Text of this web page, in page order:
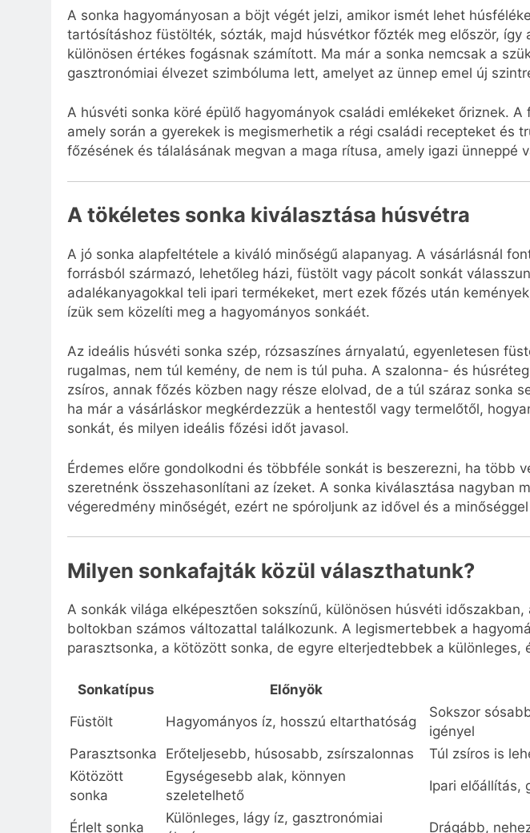
A sonka hagyományosan a böjt végét jelzi, amikor ismét lehet
tartósításhoz füstölték, sózták, majd húsvétkor főzték meg először, így
különösen értékes fogásnak számított. Ma már a sonka nemcsak a
gasztronómiai élvezet szimbóluma lett, amelyet az ünnep emel új
A húsvéti sonka köré épülő hagyományok családi emlékeket őriznek. A
amely során a gyerekek is megismerhetik a régi családi recepteket és
főzésének és tálalásának megvan a maga rítusa, amely igazi ünneppé
A tökéletes sonka kiválasztása húsvétra
A jó sonka alapfeltétele a kiváló minőségű alapanyag. A vásárlásnál
forrásból származó, lehetőleg házi, füstölt vagy pácolt sonkát
adalékanyagokkal teli ipari termékeket, mert ezek főzés után
ízük sem közelíti meg a hagyományos sonkáét.
Az ideális húsvéti sonka szép, rózsaszínes árnyalatú, egyenletesen
rugalmas, nem túl kemény, de nem is túl puha. A szalonna- és
zsíros, annak főzés közben nagy része elolvad, de a túl száraz sonka
ha már a vásárláskor megkérdezzük a hentestől vagy termelőtől,
sonkát, és milyen ideális főzési időt javasol.
Érdemes előre gondolkodni és többféle sonkát is beszerezni, ha több
szeretnénk összehasonlítani az ízeket. A sonka kiválasztása nagyban
végeredmény minőségét, ezért ne spóroljunk az idővel és a
Milyen sonkafajták közül választhatunk?
A sonkák világa elképesztően sokszínű, különösen húsvéti időszakban,
boltokban számos változattal találkozunk. A legismertebbek a
parasztsonka, a kötözött sonka, de egyre elterjedtebbek a különleges,
Sonkatípus Előnyök
Füstölt
Hagyományos íz, hosszú eltarthatóság
Sokszor
igényel
Parasztsonka
Erőteljesebb, húsosabb, zsírszalonnas
Túl zsíros is
Kötözött
sonka
Egységesebb alak, könnyen
szeletelhető
Ipari előállítás,
Érlelt sonka
Különleges, lágy íz, gasztronómiai
Drágább,